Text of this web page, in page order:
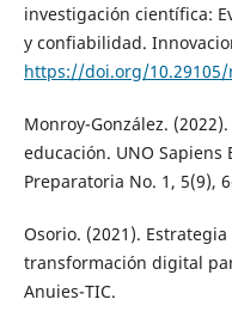
investigación científica:
y confiabilidad.
https://doi.org/10.29105/
Monroy-González.
educación. UNO Sapiens
Preparatoria No. 1, 5(9),
Osorio. (2021).
transformación digital
Anuies-TIC.